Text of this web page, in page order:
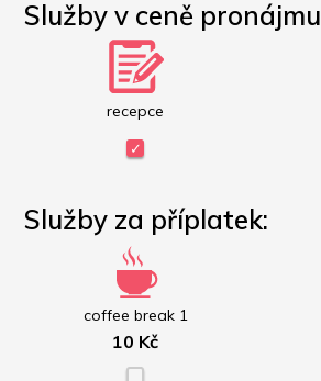
Služby v ceně
recepce
Služby za příplatek:
coffee break 1
10 Kč